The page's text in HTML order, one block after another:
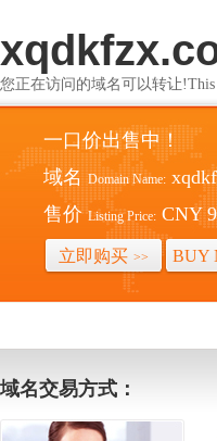
您正在访问的域名可以转让!This
一口价出售中！
域名 Domain Name:
售价 Listing Price: CNY
立即购买 >> BUY
域名交易方式：